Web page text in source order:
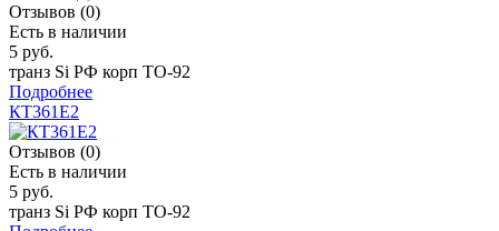
Отзывов (0)
Есть в наличии
5 руб.
транз Si РФ корп TO-92
Подробнее
КТ361Е2
Отзывов (0)
Есть в наличии
5 руб.
транз Si РФ корп TO-92